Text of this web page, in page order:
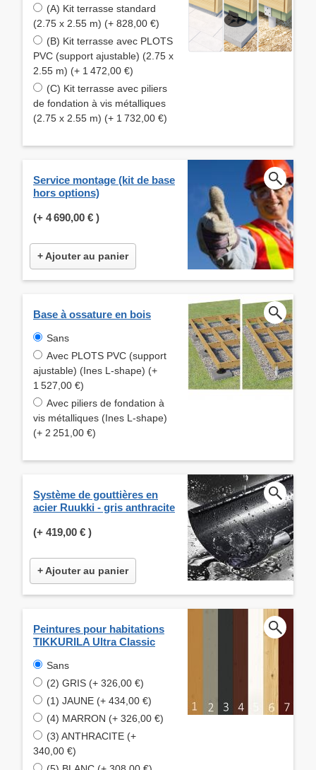
(A) Kit terrasse standard
(2.75 x 2.55 m) (+ 828,00 €)
(B) Kit terrasse avec PLOTS
PVC (support ajustable) (2.75 x
2.55 m) (+ 1 472,00 €)
(C) Kit terrasse avec piliers
de fondation à vis métalliques
(2.75 x 2.55 m) (+ 1 732,00 €)
Service montage (kit de base
hors options)
(+ 4 690,00 € )
+ Ajouter au panier
Base à ossature en bois
Sans
Avec PLOTS PVC (support
ajustable) (Ines L-shape) (+
1 527,00 €)
Avec piliers de fondation à
vis métalliques (Ines L-shape)
(+ 2 251,00 €)
Système de gouttières en
acier Ruukki - gris anthracite
(+ 419,00 € )
+ Ajouter au panier
Peintures pour habitations
TIKKURILA Ultra Classic
Sans
(2) GRIS (+ 326,00 €)
(1) JAUNE (+ 434,00 €)
(4) MARRON (+ 326,00 €)
(3) ANTHRACITE (+
340,00 €)